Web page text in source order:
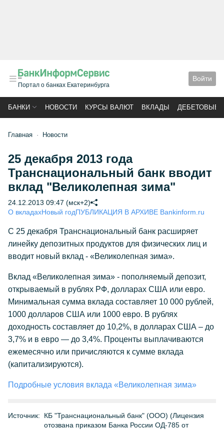
Портал о банках Екатеринбурга
Войти
БАНКИ НОВОСТИ КУРСЫ ВАЛЮТ ВКЛАДЫ ДЕБЕТОВЫЕ
Главная Новости
25 декабря 2013 года
Транснациональный банк вводит
вклад "Великолепная зима"
24.12.2013 09:47 (мск+2)
О вкладахНовый годПУБЛИКАЦИЯ В АРХИВЕ Bankinform.ru
С 25 декабря Транснациональный банк расширяет
линейку депозитных продуктов для физических лиц и
вводит новый вклад - «Великолепная зима».
Вклад «Великолепная зима» - пополняемый депозит,
открываемый в рублях РФ, долларах США или евро.
Минимальная сумма вклада составляет 10 000 рублей,
1000 долларов США или 1000 евро. В рублях
доходность составляет до 10,2%, в долларах США – до
3,7% и в евро — до 3,4%. Проценты выплачиваются
ежемесячно или причисляются к сумме вклада
(капитализируются).
Подробные условия вклада «Великолепная зима»
Источник:
КБ "Транснациональный банк" (ООО) (Лицензия
отозвана приказом Банка России ОД-785 от